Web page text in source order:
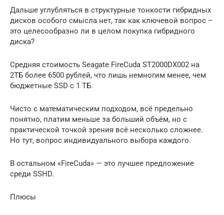
Дальше углубляться в структурные тонкости гибридных
дисков особого смысла нет, так как ключевой вопрос –
это целесообразно ли в целом покупка гибридного
диска?
Средняя стоимость Seagate FireCuda ST2000DX002 на
2ТБ более 6500 рублей, что лишь немногим менее, чем
бюджетные SSD с 1 ТБ.
Чисто с математическим подходом, всё предельно
понятно, платим меньше за больший объём, но с
практической точкой зрения всё несколько сложнее.
Но тут, вопрос индивидуального выбора каждого.
В остальном «FireCuda» — это лучшее предложение
среди SSHD.
Плюсы